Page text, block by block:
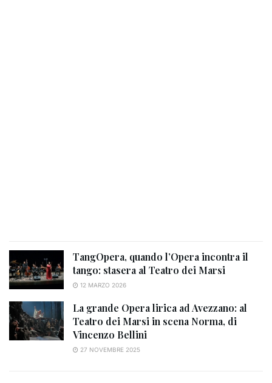
TangOpera, quando l’Opera incontra il
tango: stasera al Teatro dei Marsi
12 MARZO 2026
La grande Opera lirica ad Avezzano: al
Teatro dei Marsi in scena Norma, di
Vincenzo Bellini
27 NOVEMBRE 2025